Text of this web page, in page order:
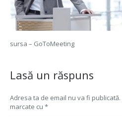
sursa – GoToMeeting
Lasă un răspuns
Adresa ta de email nu va fi publicată.
marcate cu *